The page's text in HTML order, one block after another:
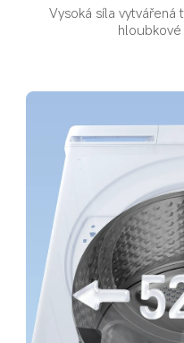
Vysoká síla vytvářená
hloubkové